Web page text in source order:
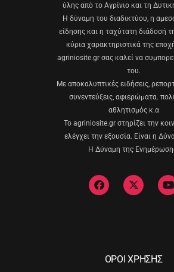
ύλης από το Αγρίνιο και τη
Η δύναμη του διαδικτύου, η
είδησης και η ταχύτατη διάδοσή
κύρια χαρακτηριστικά της
agriniosite.gr σας καλεί να
του.
Με αποκαλυπτικές ειδήσεις,
συνεντεύξεις, αφιερώματα.
αθλητισμός κ.α
Το agriniosite.gr στηρίζει την
ελέγχει την εξουσία. Είναι η
Η Δύναμη της
ΟΡΟΙ ΧΡΗΣΗΣ